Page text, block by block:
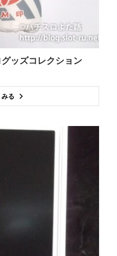
ッズコレクション
る